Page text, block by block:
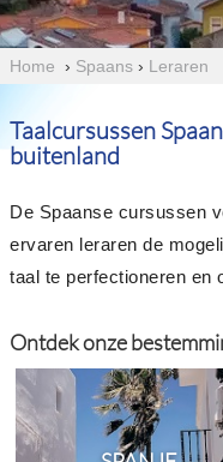
Home › Spaans › Leraren
Taalcursussen
buitenland
De Spaanse cursussen
ervaren leraren de
taal te perfectioneren en
Ontdek onze